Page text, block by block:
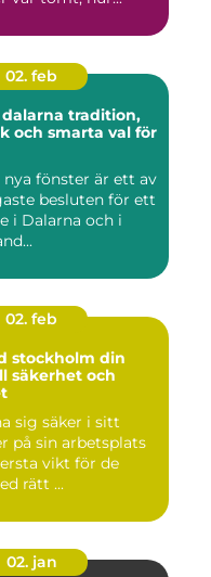
02. feb
tradition,
och smarta val för
fönster är ett av
besluten för ett
i Dalarna och i
02. feb
din
säkerhet och
sig säker i sitt
på sin arbetsplats
vikt för de
rätt ...
02. jan